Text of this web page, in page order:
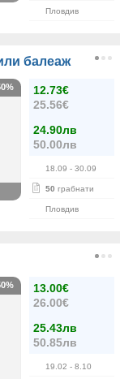
Пловдив
балеаж
12.73€
25.56€
24.90лв
50.00лв
18.09 - 30.09
50 грабнати
Пловдив
13.00€
26.00€
25.43лв
50.85лв
19.02 - 8.10